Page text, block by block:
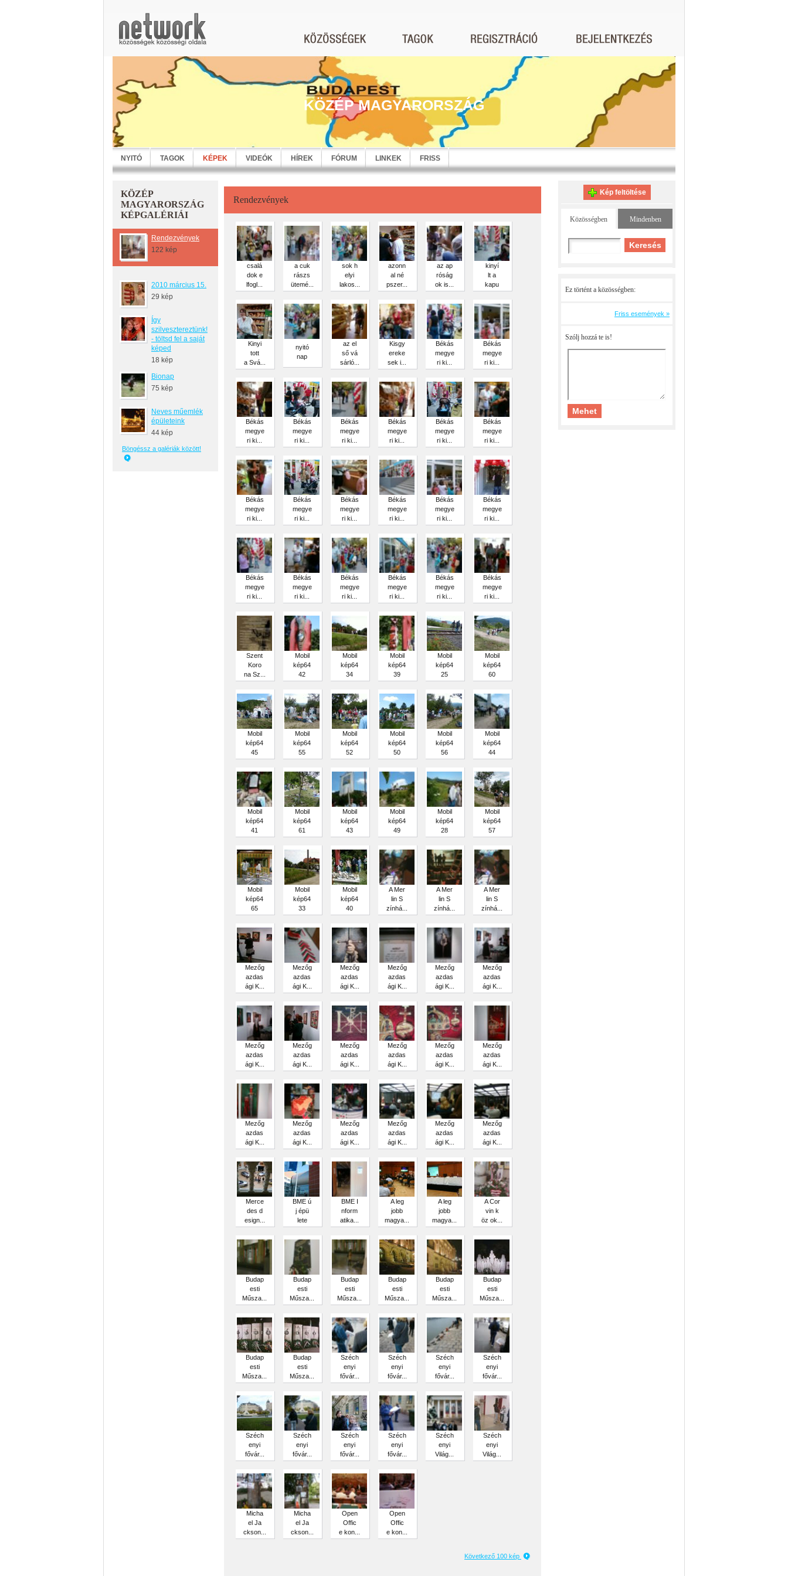
KÖZÉP MAGYARORSZÁG
NYITÓ TAGOK KÉPEK VIDEÓK HÍREK FÓRUM LINKEK FRISS
KÖZÉP
MAGYARORSZÁG
KÉPGALÉRIÁI
Rendezvények
122 kép
2010 március 15.
29 kép
Így
szilvesztereztünk!
- töltsd fel a saját
képed
18 kép
Bionap
75 kép
Neves műemlék
épületeink
44 kép
Böngéssz a galériák között!
Rendezvények
csalá
dok e
lfogl...
a cuk
rászs
ütemé...
sok h
elyi
lakos...
azonn
al né
pszer...
az ap
róság
ok is...
kinyí
lt a
kapu
Kinyi
tott
a Svá...
nyitó
nap
az el
ső vá
sárló...
Kisgy
ereke
sek i...
Békás
megye
ri ki...
Békás
megye
ri ki...
Békás
megye
ri ki...
Békás
megye
ri ki...
Békás
megye
ri ki...
Békás
megye
ri ki...
Békás
megye
ri ki...
Békás
megye
ri ki...
Békás
megye
ri ki...
Békás
megye
ri ki...
Békás
megye
ri ki...
Békás
megye
ri ki...
Békás
megye
ri ki...
Békás
megye
ri ki...
Békás
megye
ri ki...
Békás
megye
ri ki...
Békás
megye
ri ki...
Békás
megye
ri ki...
Békás
megye
ri ki...
Békás
megye
ri ki...
Szent
Koro
na Sz...
Mobil
kép64
42
Mobil
kép64
34
Mobil
kép64
39
Mobil
kép64
25
Mobil
kép64
60
Mobil
kép64
45
Mobil
kép64
55
Mobil
kép64
52
Mobil
kép64
50
Mobil
kép64
56
Mobil
kép64
44
Mobil
kép64
41
Mobil
kép64
61
Mobil
kép64
43
Mobil
kép64
49
Mobil
kép64
28
Mobil
kép64
57
Mobil
kép64
65
Mobil
kép64
33
Mobil
kép64
40
A Mer
lin S
zínhá...
A Mer
lin S
zínhá...
A Mer
lin S
zínhá...
Mezőg
azdas
ági K...
Mezőg
azdas
ági K...
Mezőg
azdas
ági K...
Mezőg
azdas
ági K...
Mezőg
azdas
ági K...
Mezőg
azdas
ági K...
Mezőg
azdas
ági K...
Mezőg
azdas
ági K...
Mezőg
azdas
ági K...
Mezőg
azdas
ági K...
Mezőg
azdas
ági K...
Mezőg
azdas
ági K...
Mezőg
azdas
ági K...
Mezőg
azdas
ági K...
Mezőg
azdas
ági K...
Mezőg
azdas
ági K...
Mezőg
azdas
ági K...
Mezőg
azdas
ági K...
Merce
des d
esign...
BME ú
j épü
lete
BME I
nform
atika...
A leg
jobb
magya...
A leg
jobb
magya...
A Cor
vin k
öz ok...
Budap
esti
Műsza...
Budap
esti
Műsza...
Budap
esti
Műsza...
Budap
esti
Műsza...
Budap
esti
Műsza...
Budap
esti
Műsza...
Budap
esti
Műsza...
Budap
esti
Műsza...
Széch
enyi
fővár...
Széch
enyi
fővár...
Széch
enyi
fővár...
Széch
enyi
fővár...
Széch
enyi
fővár...
Széch
enyi
fővár...
Széch
enyi
fővár...
Széch
enyi
fővár...
Széch
enyi
Világ...
Széch
enyi
Világ...
Micha
el Ja
ckson...
Micha
el Ja
ckson...
Open
Offic
e kon...
Open
Offic
e kon...
Következő 100 kép
Kép feltöltése
Közösségben Mindenben
Ez történt a közösségben:
Friss események »
Szólj hozzá te is!